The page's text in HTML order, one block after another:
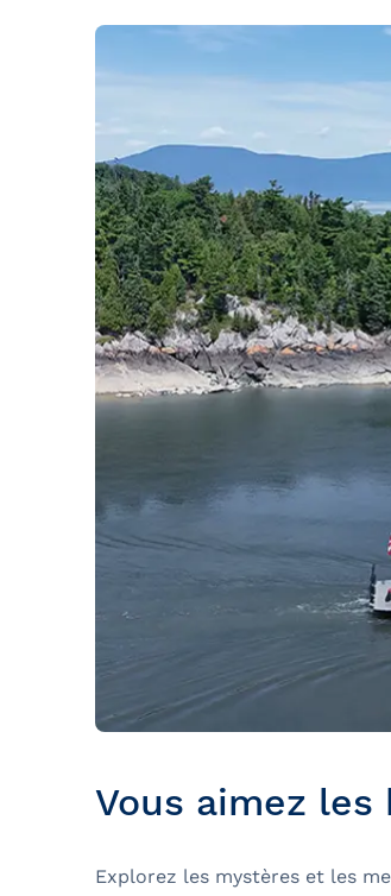
Croisière
Croisière
Croisière de
Croisière-
Croisières
Tadoussac
Croisière de
Croisière
Vous aimez
Explorez les mystères et les